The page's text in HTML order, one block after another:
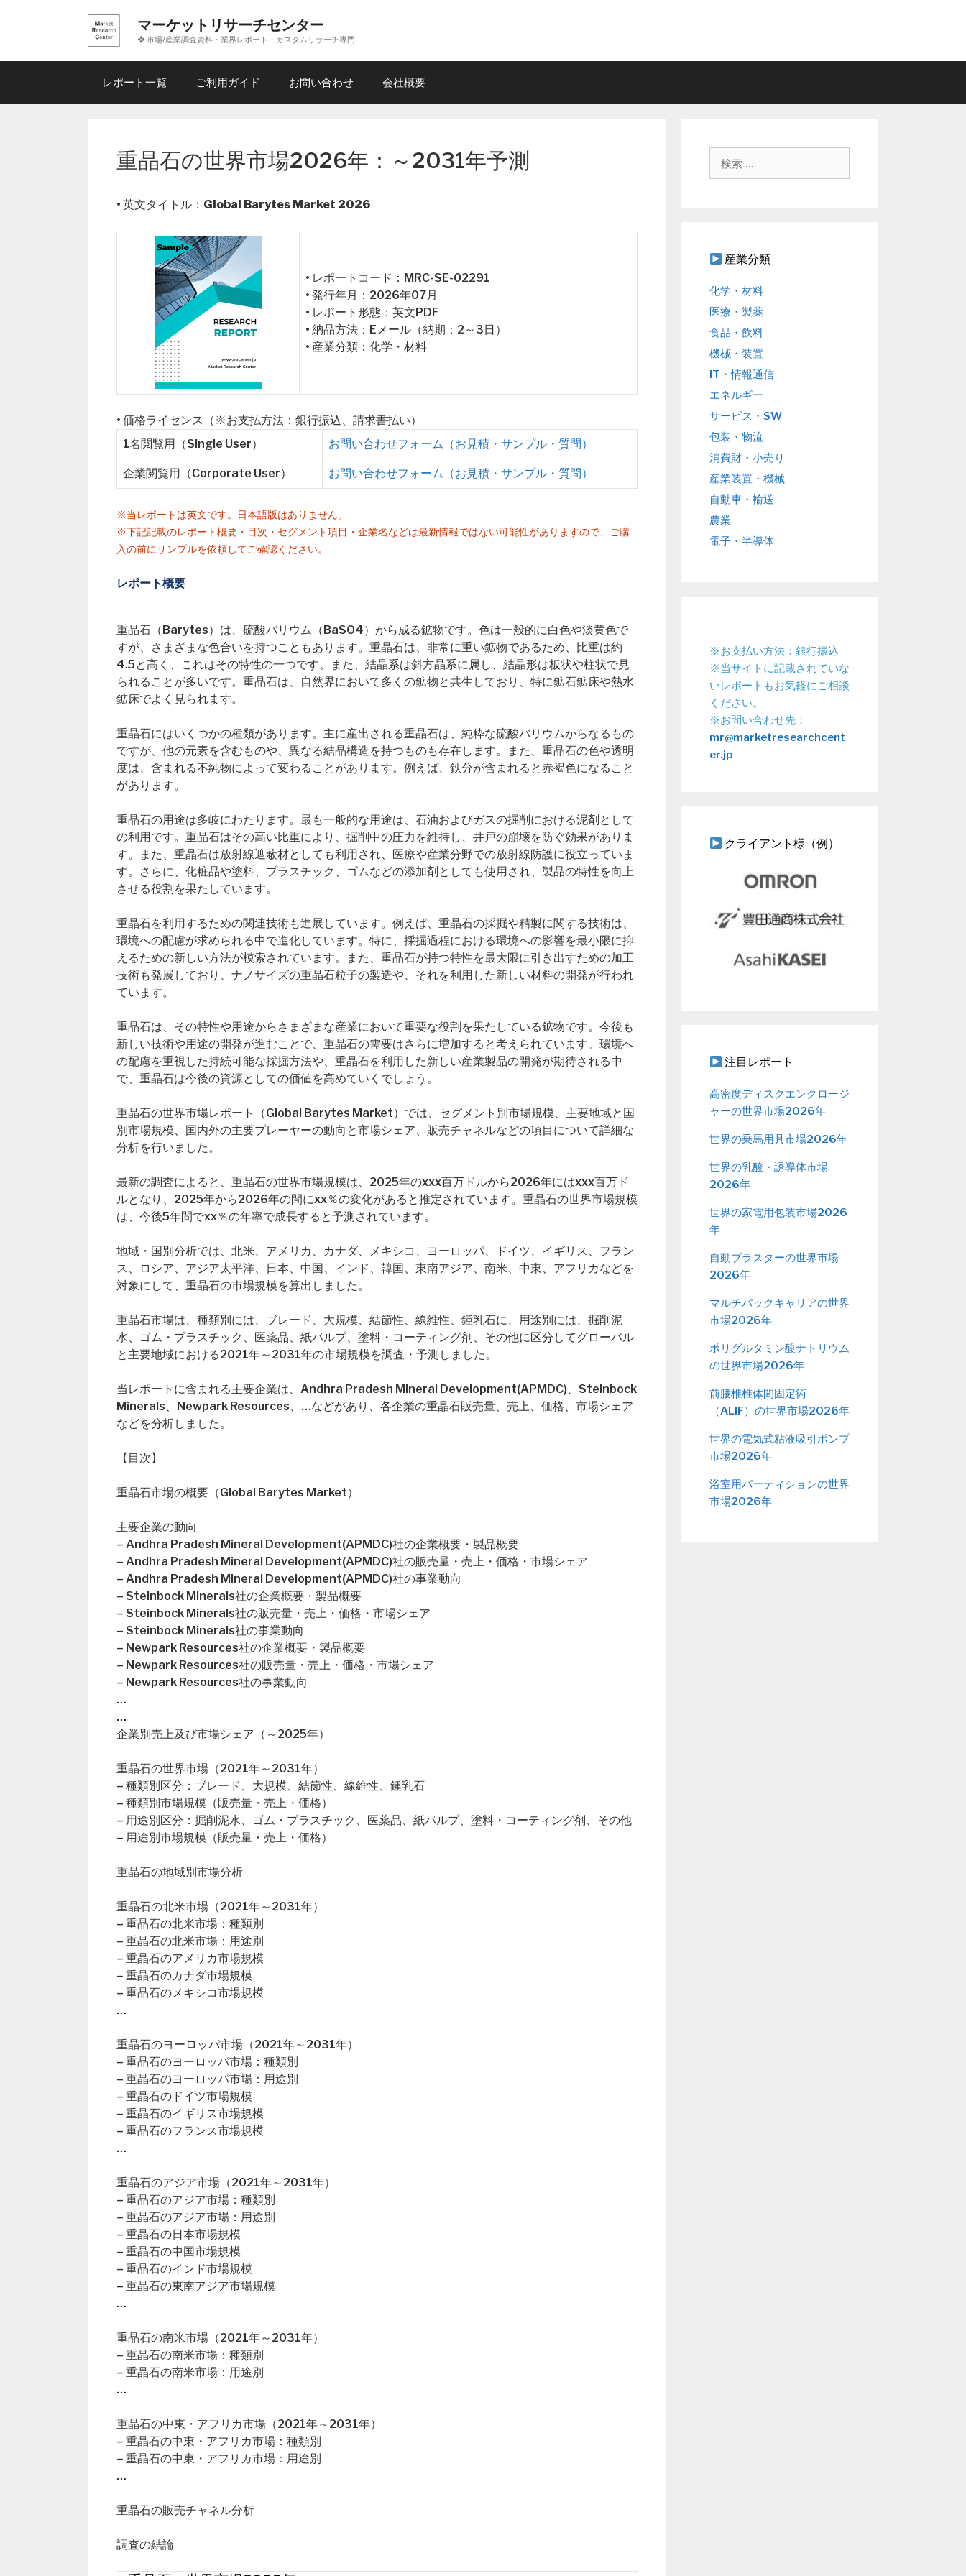
ン
マーケットリサーチセンター
❖ 市場/産業調査資料・業界レポート・カスタムリサーチ専門
レポート一覧 ご利用ガイド お問い合わせ 会社概要
重晶石の世界市場2026年：～2031年予測
• 英文タイトル： Global Barytes Market 2026
• レポートコード：MRC-SE-02291
• 発行年月：2026年07月
• レポート形態：英文PDF
• 納品方法：Eメール（納期：2～3日）
• 産業分類：化学・材料
• 価格ライセンス（※お支払方法：銀行振込、請求書払い）
1名閲覧用（Single User）
お問い合わせフォーム（お見積・サンプル・質問）
企業閲覧用（Corporate User） お問い合わせフォーム（お見積・サンプル・質問）
※当レポートは英文です。日本語版はありません。
※下記記載のレポート概要・目次・セグメント項目・企業名などは最新情報ではない可能性がありますので、ご購
入の前にサンプルを依頼してご確認ください。
レポート概要
重晶石（Barytes）は、硫酸バリウム（BaSO4）から成る鉱物です。色は一般的に白色や淡黄色で
すが、さまざまな色合いを持つこともあります。重晶石は、非常に重い鉱物であるため、比重は約
4.5と高く、これはその特性の一つです。また、結晶系は斜方晶系に属し、結晶形は板状や柱状で見
られることが多いです。重晶石は、自然界において多くの鉱物と共生しており、特に鉱石鉱床や熱水
鉱床でよく見られます。
重晶石にはいくつかの種類があります。主に産出される重晶石は、純粋な硫酸バリウムからなるもの
ですが、他の元素を含むものや、異なる結晶構造を持つものも存在します。また、重晶石の色や透明
度は、含まれる不純物によって変わることがあります。例えば、鉄分が含まれると赤褐色になること
があります。
重晶石の用途は多岐にわたります。最も一般的な用途は、石油およびガスの掘削における泥剤として
の利用です。重晶石はその高い比重により、掘削中の圧力を維持し、井戸の崩壊を防ぐ効果がありま
す。また、重晶石は放射線遮蔽材としても利用され、医療や産業分野での放射線防護に役立っていま
す。さらに、化粧品や塗料、プラスチック、ゴムなどの添加剤としても使用され、製品の特性を向上
させる役割を果たしています。
重晶石を利用するための関連技術も進展しています。例えば、重晶石の採掘や精製に関する技術は、
環境への配慮が求められる中で進化しています。特に、採掘過程における環境への影響を最小限に抑
えるための新しい方法が模索されています。また、重晶石が持つ特性を最大限に引き出すための加工
技術も発展しており、ナノサイズの重晶石粒子の製造や、それを利用した新しい材料の開発が行われ
ています。
重晶石は、その特性や用途からさまざまな産業において重要な役割を果たしている鉱物です。今後も
新しい技術や用途の開発が進むことで、重晶石の需要はさらに増加すると考えられています。環境へ
の配慮を重視した持続可能な採掘方法や、重晶石を利用した新しい産業製品の開発が期待される中
で、重晶石は今後の資源としての価値を高めていくでしょう。
重晶石の世界市場レポート（Global Barytes Market）では、セグメント別市場規模、主要地域と国
別市場規模、国内外の主要プレーヤーの動向と市場シェア、販売チャネルなどの項目について詳細な
分析を行いました。
最新の調査によると、重晶石の世界市場規模は、2025年のxxx百万ドルから2026年にはxxx百万ド
ルとなり、2025年から2026年の間にxx％の変化があると推定されています。重晶石の世界市場規模
は、今後5年間でxx％の年率で成長すると予測されています。
地域・国別分析では、北米、アメリカ、カナダ、メキシコ、ヨーロッパ、ドイツ、イギリス、フラン
ス、ロシア、アジア太平洋、日本、中国、インド、韓国、東南アジア、南米、中東、アフリカなどを
対象にして、重晶石の市場規模を算出しました。
重晶石市場は、種類別には、ブレード、大規模、結節性、線維性、鍾乳石に、用途別には、掘削泥
水、ゴム・プラスチック、医薬品、紙パルプ、塗料・コーティング剤、その他に区分してグローバル
と主要地域における2021年～2031年の市場規模を調査・予測しました。
当レポートに含まれる主要企業は、Andhra Pradesh Mineral Development(APMDC)、Steinbock
Minerals、Newpark Resources、…などがあり、各企業の重晶石販売量、売上、価格、市場シェア
などを分析しました。
【目次】
重晶石市場の概要（Global Barytes Market）
主要企業の動向
– Andhra Pradesh Mineral Development(APMDC)社の企業概要・製品概要
– Andhra Pradesh Mineral Development(APMDC)社の販売量・売上・価格・市場シェア
– Andhra Pradesh Mineral Development(APMDC)社の事業動向
– Steinbock Minerals社の企業概要・製品概要
– Steinbock Minerals社の販売量・売上・価格・市場シェア
– Steinbock Minerals社の事業動向
– Newpark Resources社の企業概要・製品概要
– Newpark Resources社の販売量・売上・価格・市場シェア
– Newpark Resources社の事業動向
…
…
企業別売上及び市場シェア（～2025年）
重晶石の世界市場（2021年～2031年）
– 種類別区分：ブレード、大規模、結節性、線維性、鍾乳石
– 種類別市場規模（販売量・売上・価格）
– 用途別区分：掘削泥水、ゴム・プラスチック、医薬品、紙パルプ、塗料・コーティング剤、その他
– 用途別市場規模（販売量・売上・価格）
重晶石の地域別市場分析
重晶石の北米市場（2021年～2031年）
– 重晶石の北米市場：種類別
– 重晶石の北米市場：用途別
– 重晶石のアメリカ市場規模
– 重晶石のカナダ市場規模
– 重晶石のメキシコ市場規模
…
重晶石のヨーロッパ市場（2021年～2031年）
– 重晶石のヨーロッパ市場：種類別
– 重晶石のヨーロッパ市場：用途別
– 重晶石のドイツ市場規模
– 重晶石のイギリス市場規模
– 重晶石のフランス市場規模
…
重晶石のアジア市場（2021年～2031年）
– 重晶石のアジア市場：種類別
– 重晶石のアジア市場：用途別
– 重晶石の日本市場規模
– 重晶石の中国市場規模
– 重晶石のインド市場規模
– 重晶石の東南アジア市場規模
…
重晶石の南米市場（2021年～2031年）
– 重晶石の南米市場：種類別
– 重晶石の南米市場：用途別
…
重晶石の中東・アフリカ市場（2021年～2031年）
– 重晶石の中東・アフリカ市場：種類別
– 重晶石の中東・アフリカ市場：用途別
…
重晶石の販売チャネル分析
調査の結論
産業分類
化学・材料
医療・製薬
食品・飲料
機械・装置
IT・情報通信
エネルギー
サービス・SW
包装・物流
消費財・小売り
産業装置・機械
自動車・輸送
農業
電子・半導体
※お支払い方法：銀行振込
※当サイトに記載されていな
いレポートもお気軽にご相談
ください。
※お問い合わせ先：
mr@marketresearchcent
er.jp
クライアント様（例）
注目レポート
高密度ディスクエンクロージ
ャーの世界市場2026年
世界の乗馬用具市場2026年
世界の乳酸・誘導体市場
2026年
世界の家電用包装市場2026
年
自動ブラスターの世界市場
2026年
マルチパックキャリアの世界
市場2026年
ポリグルタミン酸ナトリウム
の世界市場2026年
前腰椎椎体間固定術
（ALIF）の世界市場2026年
世界の電気式粘液吸引ポンプ
市場2026年
浴室用パーティションの世界
市場2026年